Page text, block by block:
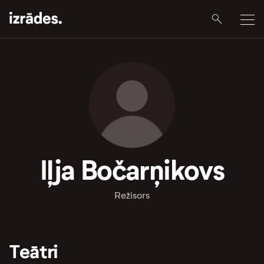
Iļja Bočarņikovs
Režisors
Teātri